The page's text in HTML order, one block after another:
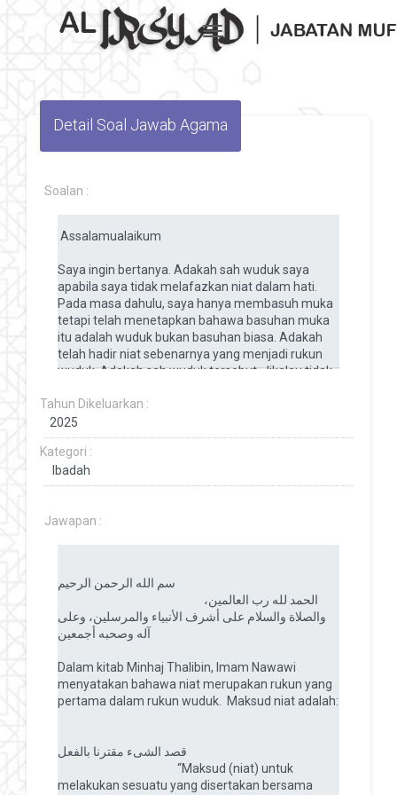
Toggle navigation
Detail Soal Jawab Agama
Soalan :
Tahun Dikeluarkan :
Kategori :
Jawapan :